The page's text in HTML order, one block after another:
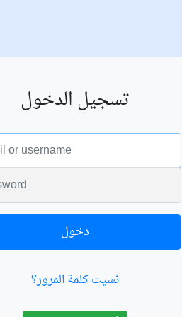
تسجيل الدخول
البريد الالكتروني
الكلمة السرية
دخول
نسيت كلمة المرور؟